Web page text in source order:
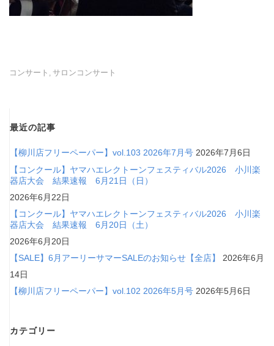
コンサート , サロンコンサート
最近の記事
【柳川店フリーペーパー】vol.103 2026年7月号 2026年7月6日
【コンクール】ヤマハエレクトーンフェスティバル2026 小川楽
器店大会 結果速報 6月21日（日）
2026年6月22日
【コンクール】ヤマハエレクトーンフェスティバル2026 小川楽
器店大会 結果速報 6月20日（土）
2026年6月20日
【SALE】6月アーリーサマーSALEのお知らせ【全店】
2026年6月
14日
【柳川店フリーペーパー】vol.102 2026年5月号 2026年5月6日
カテゴリー